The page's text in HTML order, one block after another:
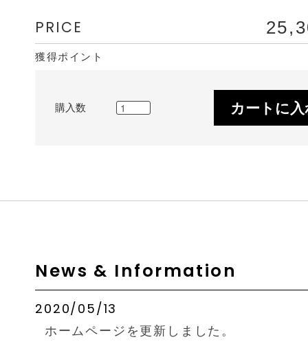
PRICE
獲得ポイント
購入数 カートに
News & Information
2020/05/13
ホームページを更新しました。